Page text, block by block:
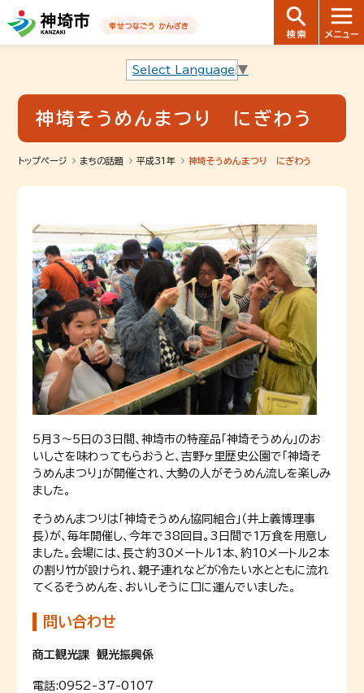
音声読み上げ用ナビゲーションです。
本文へ移動します
ページ最後（フッター）へ移動します
音声読み上げ用ナビゲーションはここまでです。
Select Language ▼
神埼そうめんまつり にぎわう
トップページ まちの話題 平成31年 神埼そうめんまつり にぎわう
5月3～5日の3日間、神埼市の特産品「神埼そうめん」のお
いしさを味わってもらおうと、吉野ヶ里歴史公園で「神埼そ
うめんまつり」が開催され、大勢の人がそうめん流しを楽しみ
ました。
そうめんまつりは「神埼そうめん協同組合」（井上義博理事
長）が、毎年開催し、今年で38回目。3日間で1万食を用意し
ました。会場には、長さ約30メートル1本、約10メートル2本
の割り竹が設けられ、親子連れなどが冷たい水とともに流れ
てくるそうめんを、おいしそうに口に運んでいました。
問い合わせ
商工観光課 観光振興係
電話:0952-37-0107